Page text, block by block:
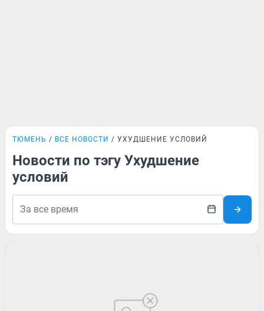
ТЮМЕНЬ ВСЕ НОВОСТИ УХУДШЕНИЕ УСЛОВИЙ
Новости по тэгу Ухудшение
условий